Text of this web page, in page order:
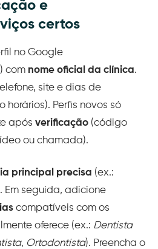
e
certos
no Google
) com nome oficial da clínica.
site e dias de
horários). Perfis novos só
após verificação (código
ou chamada).
principal precisa (ex.:
Em seguida, adicione
compatíveis com os
oferece (ex.: Dentista
, Ortodontista). Preencha o